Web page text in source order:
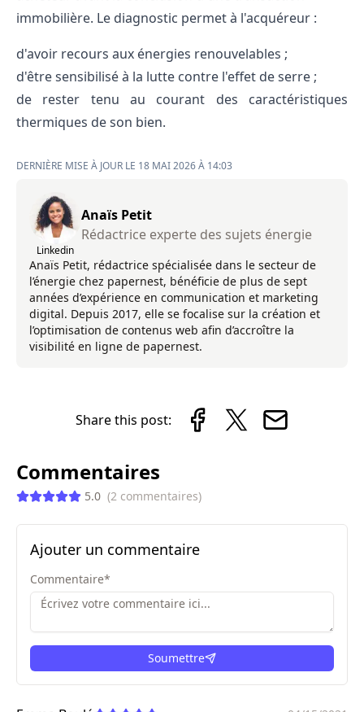
immobilière. Le diagnostic permet à l'acquéreur :
d'avoir recours aux énergies renouvelables ;
d'être sensibilisé à la lutte contre l'effet de serre ;
de rester tenu au courant des caractéristiques
thermiques de son bien.
DERNIÈRE MISE À JOUR LE 18 MAI 2026 À 14:03
Linkedin
Anaïs Petit
Rédactrice experte des sujets énergie
Anaïs Petit, rédactrice spécialisée dans le secteur de
l’énergie chez papernest, bénéficie de plus de sept
années d’expérience en communication et marketing
digital. Depuis 2017, elle se focalise sur la création et
l’optimisation de contenus web afin d’accroître la
visibilité en ligne de papernest.
Share this post:
Commentaires
5.0 (2 commentaires)
Ajouter un commentaire
Commentaire*
Soumettre